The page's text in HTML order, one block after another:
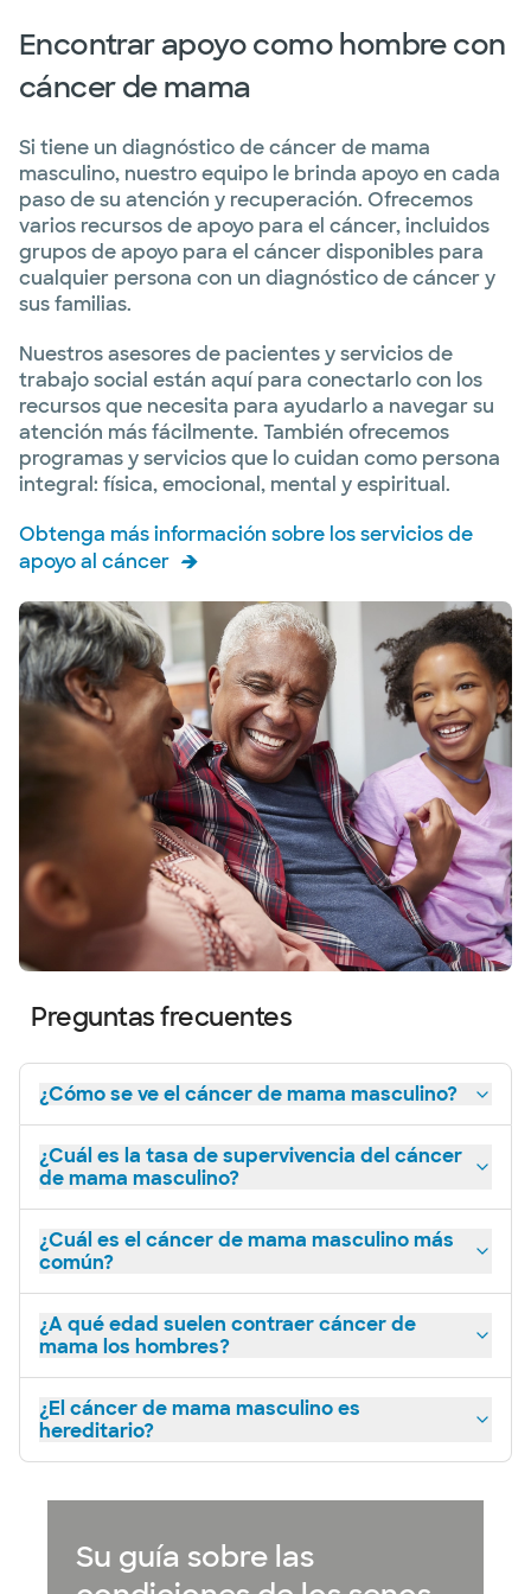
Baylor Scott & White - Irving
DIRECCIONES 972.990.4270
440 W Lyndon B Johnson Fwy, Irving, TX, 75063
DIRECCIONES 972.990.5650
Centro de Imágenes para Mujeres
Baylor Scott & White - Grapevine
1631 Lancaster Dr, Suite 130, Grapevine, TX,
DIRECCIONES 817.329.2501
Centro de imágenes para mujeres
Baylor Scott & White - Plano
4716 Alliance Blvd, Plano, TX, 75093
DIRECCIONES 469.814.4400
White - Wylie
DIRECCIONES
Centro de imágenes Baylor Scott &
White - Rockwall
DIRECCIONES 972.520.9700
Baylor Scott & White Richardson
2227
DIRECCIONES
Encontrar apoyo como hombre con
cáncer de mama
Si tiene un diagnóstico de cáncer de mama
masculino, nuestro equipo le brinda apoyo en cada
paso de su atención y recuperación. Ofrecemos
varios recursos de apoyo para el cáncer, incluidos
grupos de apoyo para el cáncer disponibles para
cualquier persona con un diagnóstico de cáncer y
sus familias.
Nuestros asesores de pacientes y servicios de
trabajo social están aquí para conectarlo con los
recursos que necesita para ayudarlo a navegar su
atención más fácilmente. También ofrecemos
programas y servicios que lo cuidan como persona
integral: física, emocional, mental y espiritual.
Obtenga más información sobre los servicios de
apoyo al cáncer
Preguntas frecuentes
¿Cómo se ve el cáncer de mama masculino?
¿Cuál es la tasa de supervivencia del cáncer
de mama masculino?
¿Cuál es el cáncer de mama masculino más
común?
¿A qué edad suelen contraer cáncer de
mama los hombres?
¿El cáncer de mama masculino es
hereditario?
Su guía sobre las